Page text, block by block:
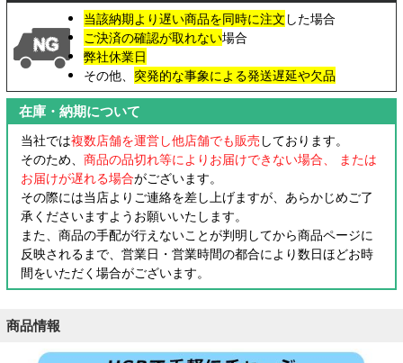
当該納期より遅い商品を同時に注文 した場合
ご決済の確認が取れない場合
弊社休業日
その他、 突発的な事象による発送遅延や欠品
在庫・納期について
当社では複数店舗を運営し他店舗でも販売 しております。
そのため、 商品の品切れ等によりお届けできない場合、 または
お届けが遅れる場合がございます。
その際には当店よりご連絡を差し上げますが、あらかじめご了
承くださいますようお願いいたします。
また、商品の手配が行えないことが判明してから商品ページに
反映されるまで、営業日・営業時間の都合により数日ほどお時
間をいただく場合がございます。
商品情報